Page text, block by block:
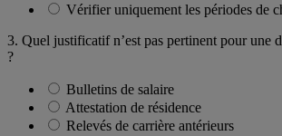
Vérifier uniquement les périodes de
3. Quel justificatif n’est pas pertinent pour une
?
Bulletins de salaire
Attestation de résidence
Relevés de carrière antérieurs